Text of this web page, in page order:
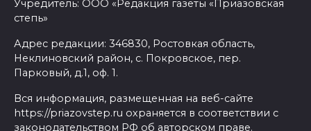
Учредитель: ООО «Редакция газеты «Приазовская
степь»
Адрес редакции: 346830, Ростовкая область,
Неклиновский район, с. Покровское, пер.
Парковый, д.1, оф. 1.
Вся информация, размещенная на веб-сайте
https://priazovstep.ru охраняется в соответствии с
законодательством РФ об авторском праве.